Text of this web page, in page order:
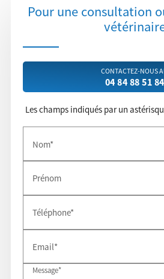
Pour une consultation
CONTACTEZ-NOUS
04 84 88 51 84
Les champs indiqués par un
Nom*
Prénom
Téléphone*
Email*
Message*